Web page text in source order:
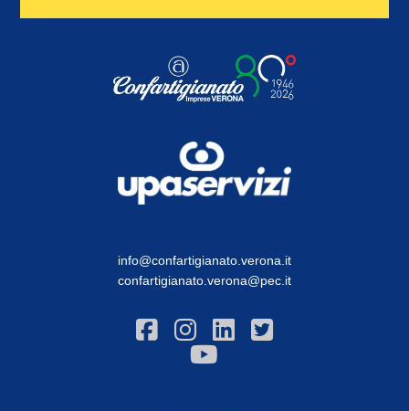
info@confartigianato.verona.it
confartigianato.verona@pec.it